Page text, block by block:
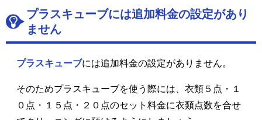
プラスキューブには追加料金の設定があり
ません
プラスキューブには追加料金の設定がありません。
そのためプラスキューブを使う際には、衣類５点・１
０点・１５点・２０点のセット料金に衣類点数を合せ